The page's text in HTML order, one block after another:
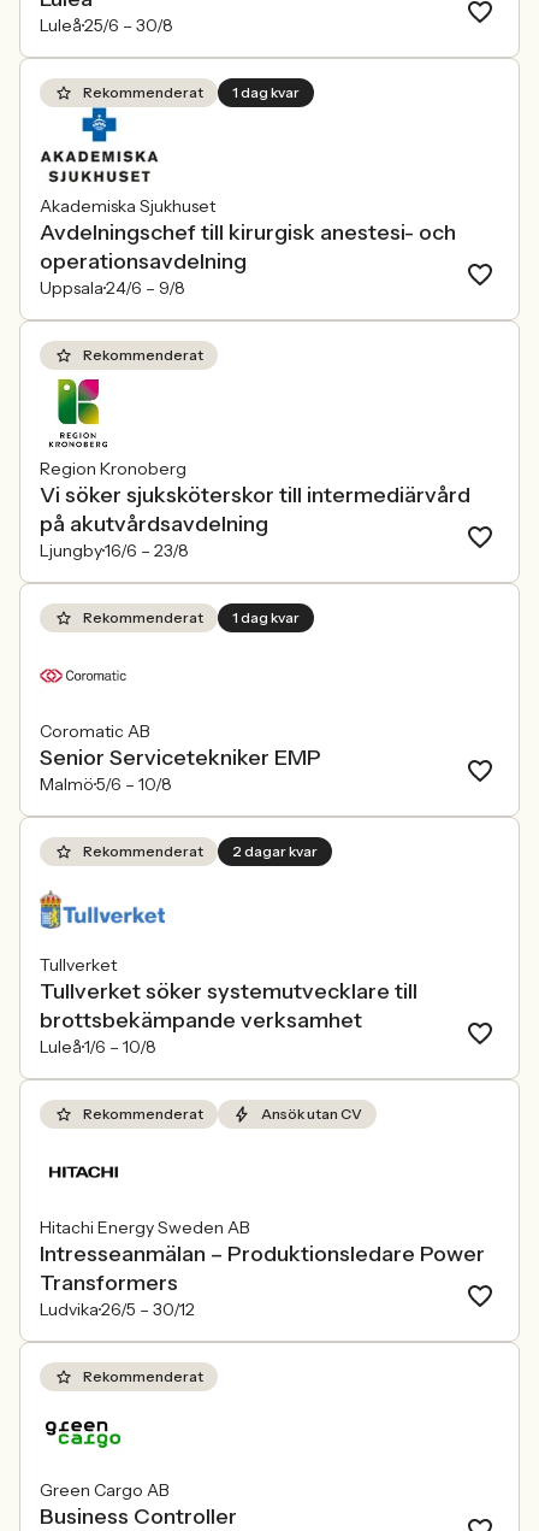
Luleå25/6 – 30/8
Rekommenderat 1 dag kvar
Akademiska Sjukhuset
Avdelningschef till kirurgisk anestesi- och
operationsavdelning
Uppsala24/6 – 9/8
Rekommenderat
Region Kronoberg
Vi söker sjuksköterskor till intermediärvård
på akutvårdsavdelning
Ljungby16/6 – 23/8
Rekommenderat 1 dag kvar
Coromatic AB
Senior Servicetekniker EMP
Malmö5/6 – 10/8
Rekommenderat 2 dagar kvar
Tullverket
Tullverket söker systemutvecklare till
brottsbekämpande verksamhet
Luleå1/6 – 10/8
Rekommenderat Ansök utan CV
Hitachi Energy Sweden AB
Intresseanmälan – Produktionsledare Power
Transformers
Ludvika26/5 – 30/12
Rekommenderat
Green Cargo AB
Business Controller